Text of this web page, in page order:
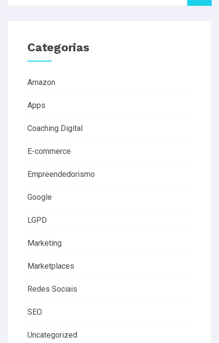
Categorias
Amazon
Apps
Coaching Digital
E-commerce
Empreendedorismo
Google
LGPD
Marketing
Marketplaces
Redes Sociais
SEO
Uncategorized